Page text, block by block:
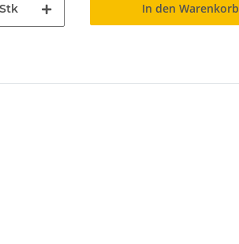
Stk In den Warenkorb